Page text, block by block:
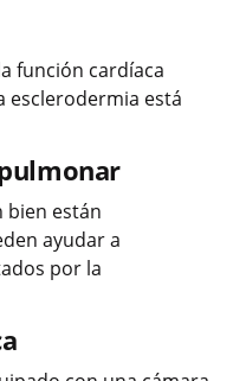
función cardíaca
esclerodermia está
bien están
ayudar a
por la